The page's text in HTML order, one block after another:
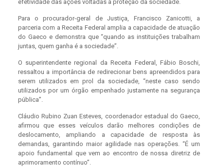
efetividade das ações voltadas à proteção da sociedade.
Para o procurador-geral de Justiça, Francisco Zanicotti, a
parceria com a Receita Federal amplia a capacidade de atuação
do Gaeco e demonstra que “quando as instituições trabalham
juntas, quem ganha é a sociedade”.
O superintendente regional da Receita Federal, Fábio Boschi,
ressaltou a importância de redirecionar bens apreendidos para
serem utilizados em prol da sociedade, “neste caso sendo
utilizados por um órgão empenhado justamente na segurança
pública”.
Cláudio Rubino Zuan Esteves, coordenador estadual do Gaeco,
afirmou que esses veículos darão melhores condições de
deslocamento, ampliando a capacidade de resposta às
demandas, garantindo maior agilidade nas operações. “É um
apoio fundamental que vem ao encontro de nossa diretriz de
aprimoramento contínuo”.